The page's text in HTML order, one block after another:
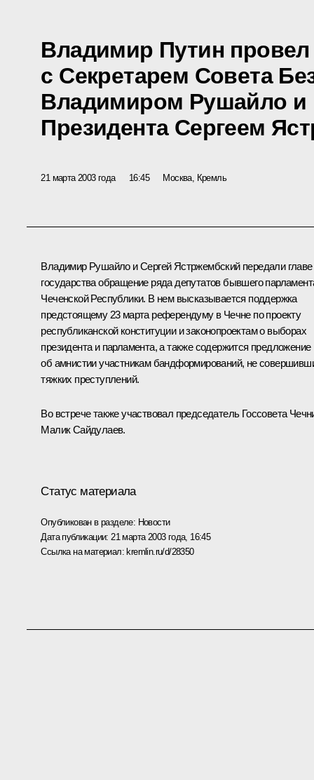
Владимир Путин
с Секретарем Совета
Владимиром Рушайло
Президента Сергеем
21 марта 2003 года 16:45 Москва, Кремль
Владимир Рушайло и Сергей Ястржембский передали главе
государства обращение ряда депутатов бывшего
Чеченской Республики. В нем высказывается поддержка
предстоящему 23 марта референдуму в Чечне по проекту
республиканской конституции и законопроектам о выборах
президента и парламента, а также содержится предложение
об амнистии участникам бандформирований, не
тяжких преступлений.
Во встрече также участвовал председатель Госсовета
Малик Сайдулаев.
Статус материала
Опубликован в разделе: Новости
Дата публикации: 21 марта 2003 года, 16:45
Ссылка на материал:kremlin.ru/d/28350